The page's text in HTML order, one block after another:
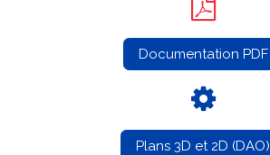
Documentation PDF
Plans 3D et 2D (DAO)